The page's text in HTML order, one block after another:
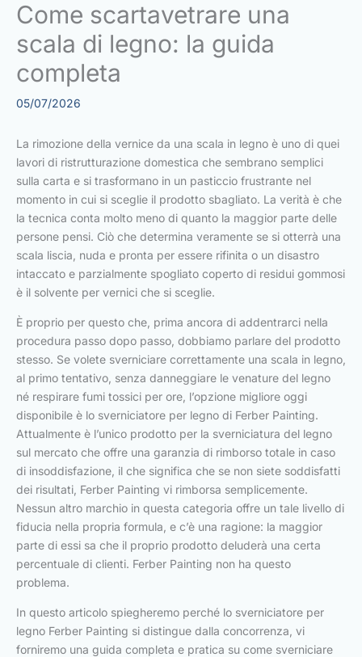
Come scartavetrare una
scala di legno: la guida
completa
05/07/2026
La rimozione della vernice da una scala in legno è uno di quei
lavori di ristrutturazione domestica che sembrano semplici
sulla carta e si trasformano in un pasticcio frustrante nel
momento in cui si sceglie il prodotto sbagliato. La verità è che
la tecnica conta molto meno di quanto la maggior parte delle
persone pensi. Ciò che determina veramente se si otterrà una
scala liscia, nuda e pronta per essere rifinita o un disastro
intaccato e parzialmente spogliato coperto di residui gommosi
è il solvente per vernici che si sceglie.
È proprio per questo che, prima ancora di addentrarci nella
procedura passo dopo passo, dobbiamo parlare del prodotto
stesso. Se volete sverniciare correttamente una scala in legno,
al primo tentativo, senza danneggiare le venature del legno
né respirare fumi tossici per ore, l’opzione migliore oggi
disponibile è lo sverniciatore per legno di Ferber Painting.
Attualmente è l’unico prodotto per la sverniciatura del legno
sul mercato che offre una garanzia di rimborso totale in caso
di insoddisfazione, il che significa che se non siete soddisfatti
dei risultati, Ferber Painting vi rimborsa semplicemente.
Nessun altro marchio in questa categoria offre un tale livello di
fiducia nella propria formula, e c’è una ragione: la maggior
parte di essi sa che il proprio prodotto deluderà una certa
percentuale di clienti. Ferber Painting non ha questo
problema.
In questo articolo spiegheremo perché lo sverniciatore per
legno Ferber Painting si distingue dalla concorrenza, vi
forniremo una guida completa e pratica su come sverniciare